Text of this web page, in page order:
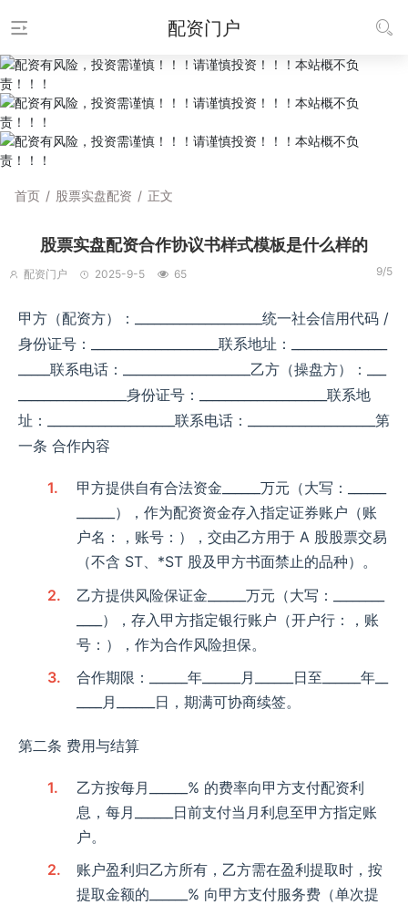
配资门户
首页 / 股票实盘配资 / 正文
股票实盘配资合作协议书​样式模板是什么样的
配资门户 2025-9-5 65 9/5
甲方（配资方）：____________________​ 统一社会信用代码 /
身份证号：____________________​ 联系地址：_______________
_____​ 联系电话：____________________​ 乙方（操盘方）：___
_________________​ 身份证号：____________________​ 联系地
址：____________________​ 联系电话：____________________​ 第
一条 合作内容​
甲方提供自有合法资金______万元（大写：______
______），作为配资资金存入指定证券账户（账
户名：，账号：），交由乙方用于 A 股股票交易
（不含 ST、*ST 股及甲方书面禁止的品种）。​
乙方提供风险保证金______万元（大写：________
____），存入甲方指定银行账户（开户行：，账
号：），作为合作风险担保。​
合作期限：______年______月______日至______年__
____月______日，期满可协商续签。​
第二条 费用与结算​
乙方按每月______% 的费率向甲方支付配资利
息，每月______日前支付当月利息至甲方指定账
户。​
账户盈利归乙方所有，乙方需在盈利提取时，按
提取金额的______% 向甲方支付服务费（单次提